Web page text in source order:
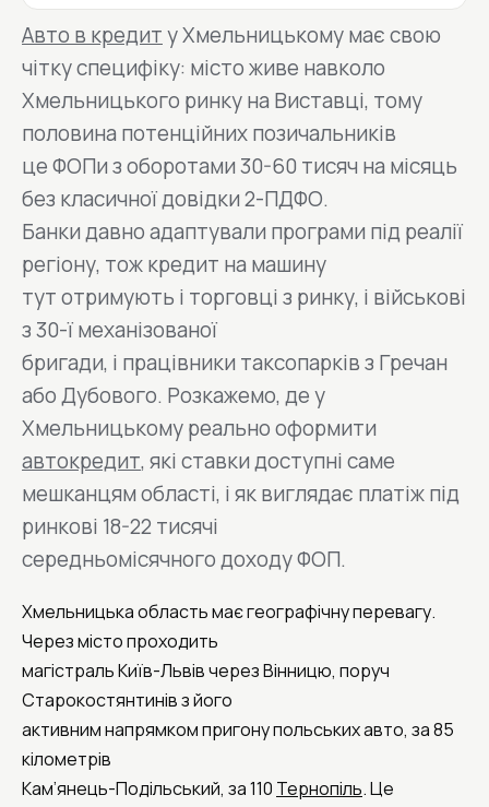
Авто в кредиту Хмельницькому має свою
чітку специфіку: місто живе навколо
Хмельницького ринку на Виставці, тому
половина потенційних позичальників
це ФОПи з оборотами 30-60 тисяч на місяць
без класичної довідки 2-ПДФО.
Банки давно адаптували програми під реалії
регіону, тож кредит на машину
тут отримують і торговці з ринку, і військові
з 30-ї механізованої
бригади, і працівники таксопарків з Гречан
або Дубового. Розкажемо, де у
Хмельницькому реально оформити
автокредит, які ставки доступні саме
мешканцям області, і як виглядає платіж під
ринкові 18-22 тисячі
середньомісячного доходу ФОП.
Хмельницька область має географічну перевагу.
Через місто проходить
магістраль Київ-Львів через Вінницю, поруч
Старокостянтинів з його
активним напрямком пригону польських авто, за 85
кілометрів
Кам’янець-Подільський, за 110 Тернопіль. Це